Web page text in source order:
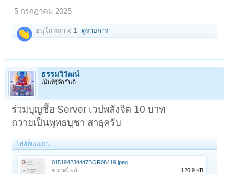
5 กรกฎาคม 2025
อนุโมทนา x 1 ดูรายการ
ธรรมวิวัฒน์
เป็นที่รู้จักกันดี
ร่วมบุญซื้อ Server เวปพลังจิต 10 บาท
ถวายเป็นพุทธบูชา สาธุครับ
ไฟล์ที่แนบมา:
015194234447BOR08419.jpeg
ขนาดไฟล์:
120.9 KB